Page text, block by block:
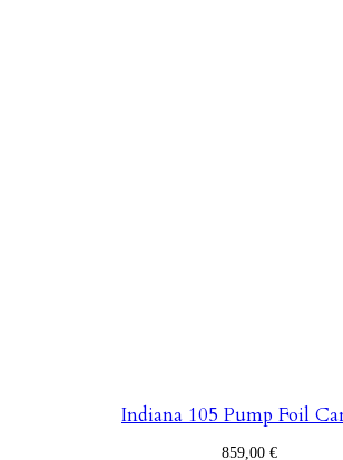
Indiana 105 Pump Foil
859,00 €